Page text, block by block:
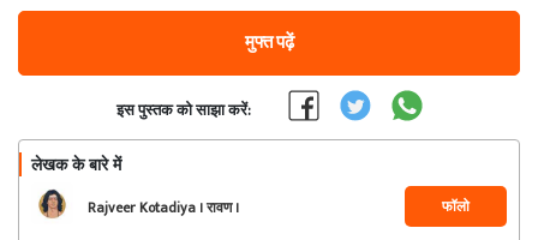
मुफ्त पढ़ें
इस पुस्तक को साझा करें:
लेखक के बारे में
Rajveer Kotadiya । रावण । फॉलो